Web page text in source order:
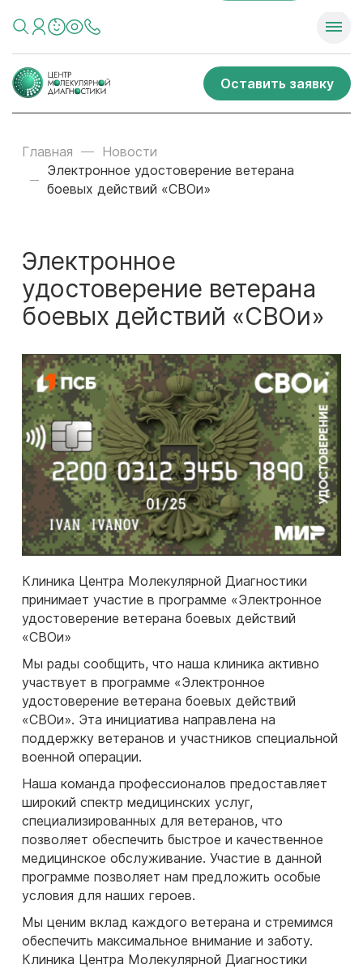
Оставить заявку
Главная
Новости
Электронное удостоверение ветерана
боевых действий «СВОи»
Электронное
удостоверение ветерана
боевых действий «СВОи»
Клиника Центра Молекулярной Диагностики
принимает участие в программе «Электронное
удостоверение ветерана боевых действий
«СВОи»
Мы рады сообщить, что наша клиника активно
участвует в программе «Электронное
удостоверение ветерана боевых действий
«СВОи». Эта инициатива направлена на
поддержку ветеранов и участников специальной
военной операции.
Наша команда профессионалов предоставляет
широкий спектр медицинских услуг,
специализированных для ветеранов, что
позволяет обеспечить быстрое и качественное
медицинское обслуживание. Участие в данной
программе позволяет нам предложить особые
условия для наших героев.
Мы ценим вклад каждого ветерана и стремимся
обеспечить максимальное внимание и заботу.
Клиника Центра Молекулярной Диагностики